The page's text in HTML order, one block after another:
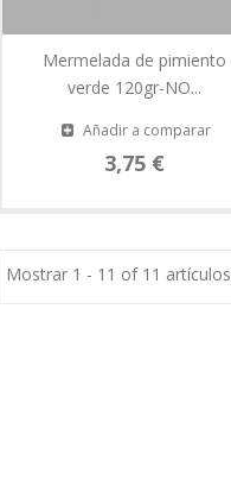
Mermelada de pimiento
verde 120gr-NO...
Añadir a comparar
3,75 €
Mostrar 1 - 11 of 11 artículos